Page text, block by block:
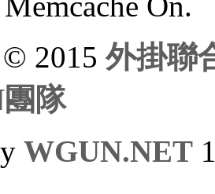
© 2015外掛聯
隊
WGUN.NET